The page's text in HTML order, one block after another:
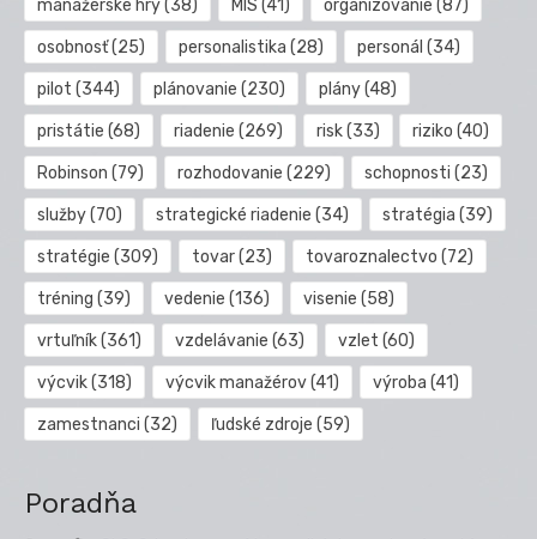
manažérske hry(38) MIS (41) organizovanie (87)
osobnosť(25) personalistika (28) personál (34)
pilot (344) plánovanie (230) plány(48)
pristátie (68) riadenie (269) risk(33) riziko (40)
Robinson (79) rozhodovanie (229) schopnosti (23)
služby(70) strategické riadenie (34) stratégia (39)
stratégie (309) tovar(23) tovaroznalectvo (72)
tréning (39) vedenie (136) visenie (58)
vrtuľník(361) vzdelávanie (63) vzlet (60)
výcvik(318) výcvik manažérov(41) výroba (41)
zamestnanci (32) ľudské zdroje (59)
Poradňa